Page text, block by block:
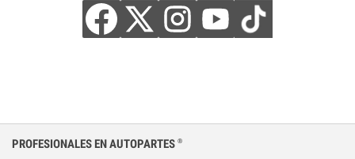
PROFESIONALES EN AUTOPARTES ®